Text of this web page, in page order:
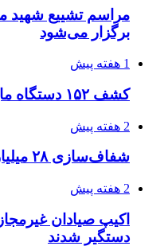
مراسم تشییع شهید
برگزار می‌شود
1 هفته پیش
کشف ۱۵۲ دستگاه ماینر غیرمجاز در لرستان
2 هفته پیش
شفاف‌سازی ۲۸ میلیارد یورو تعهدات ارزی
2 هفته پیش
اکیپ صیادان
دستگیر شدند